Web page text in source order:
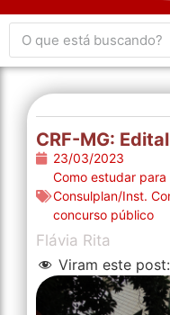
CRF-MG:
23/03/2023
Como estudar
Consulplan/Inst.
concurso público
Flávia Rita
Viram este post: